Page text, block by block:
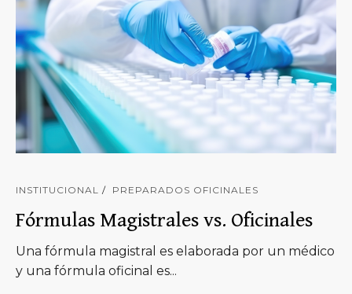
INSTITUCIONAL PREPARADOS OFICINALES
Fórmulas Magistrales vs. Oficinales
Una fórmula magistral es elaborada por un médico
y una fórmula oficinal es...